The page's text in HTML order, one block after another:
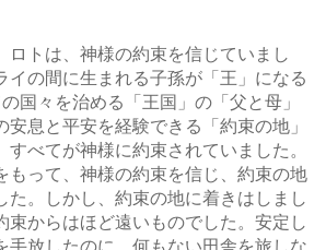
ロトは、神様の約束を信じていまし
イの間に生まれる子孫が「王」になる
国々を治める「王国」の「父と母」
安息と平安を経験できる「約束の地」
すべてが神様に約束されていました。
もって、神様の約束を信じ、約束の地
た。しかし、約束の地に着きはしまし
束からはほど遠いものでした。安定し